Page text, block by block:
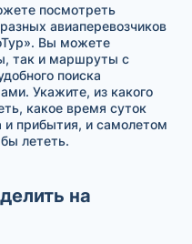
посмотреть
авиаперевозчиков
Вы можете
так и маршруты с
поиска
Укажите, из какого
какое время суток
прибытия, и самолетом
лететь.
на